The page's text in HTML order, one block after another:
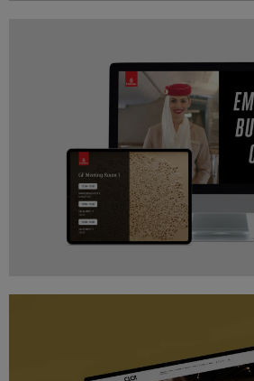
Diseño Proyectos
Emirates